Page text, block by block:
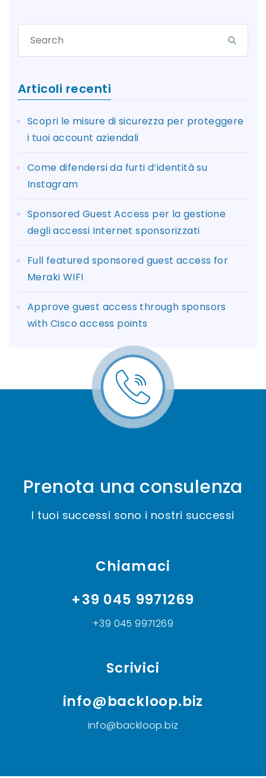
Articoli recenti
Scopri le misure di sicurezza per proteggere
i tuoi account aziendali
Come difendersi da furti d’identità su
Instagram
Sponsored Guest Access per la gestione
degli accessi Internet sponsorizzati
Full featured sponsored guest access for
Meraki WIFI
Approve guest access through sponsors
with Cisco access points
Prenota una consulenza
I tuoi successi sono i nostri successi
Chiamaci
+39 045 9971269
+39 045 9971269
Scrivici
info@backloop.biz
info@backloop.biz